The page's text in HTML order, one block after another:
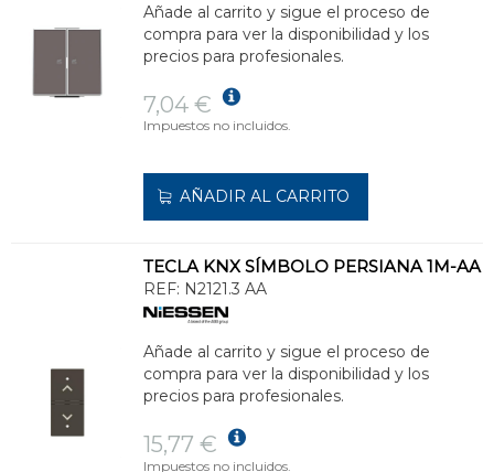
Añade al carrito y sigue el proceso de
compra para ver la disponibilidad y los
precios para profesionales.
7,04 €
Impuestos no incluidos.
AÑADIR AL CARRITO
TECLA KNX SÍMBOLO PERSIANA 1M-AA
REF: N2121.3 AA
Añade al carrito y sigue el proceso de
compra para ver la disponibilidad y los
precios para profesionales.
15,77 €
Impuestos no incluidos.